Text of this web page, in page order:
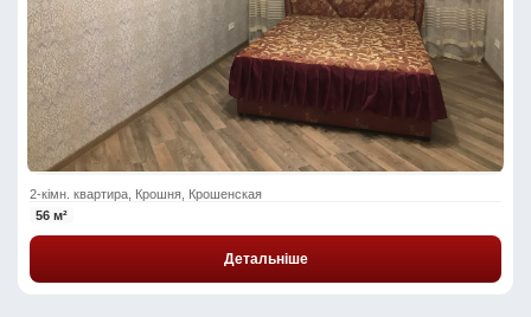
2-кімн. квартира, Крошня, Крошенская
56 м²
Детальніше